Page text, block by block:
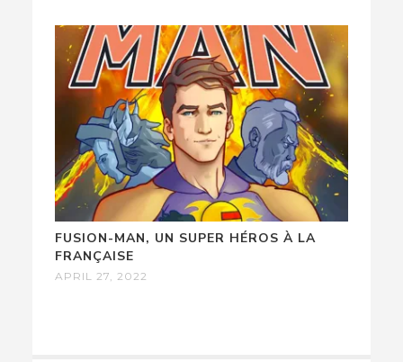
FUSION-MAN, UN SUPER HÉROS À LA
FRANÇAISE
APRIL 27, 2022